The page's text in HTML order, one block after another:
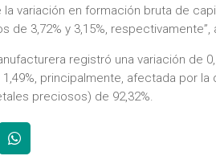
variación en formación bruta de
de 3,72% y 3,15%, respectivamente”,
registró una variación
principalmente, afectada por
preciosos) de 92,32%.